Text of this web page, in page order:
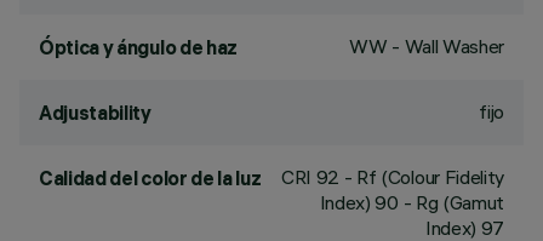
Óptica y ángulo de haz WW - Wall Washer
Adjustability fijo
Calidad del color de la luz CRI 92 - Rf (Colour Fidelity
Index) 90 - Rg (Gamut
Index) 97